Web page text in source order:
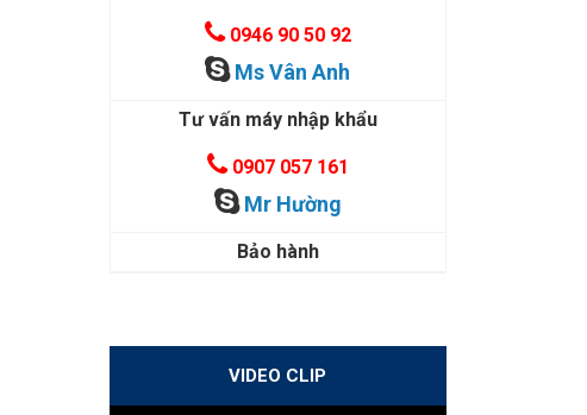
0946 90 50 92
Ms Vân Anh
Tư vấn máy nhập khẩu
0907 057 161
Mr Hường
Bảo hành
VIDEO CLIP